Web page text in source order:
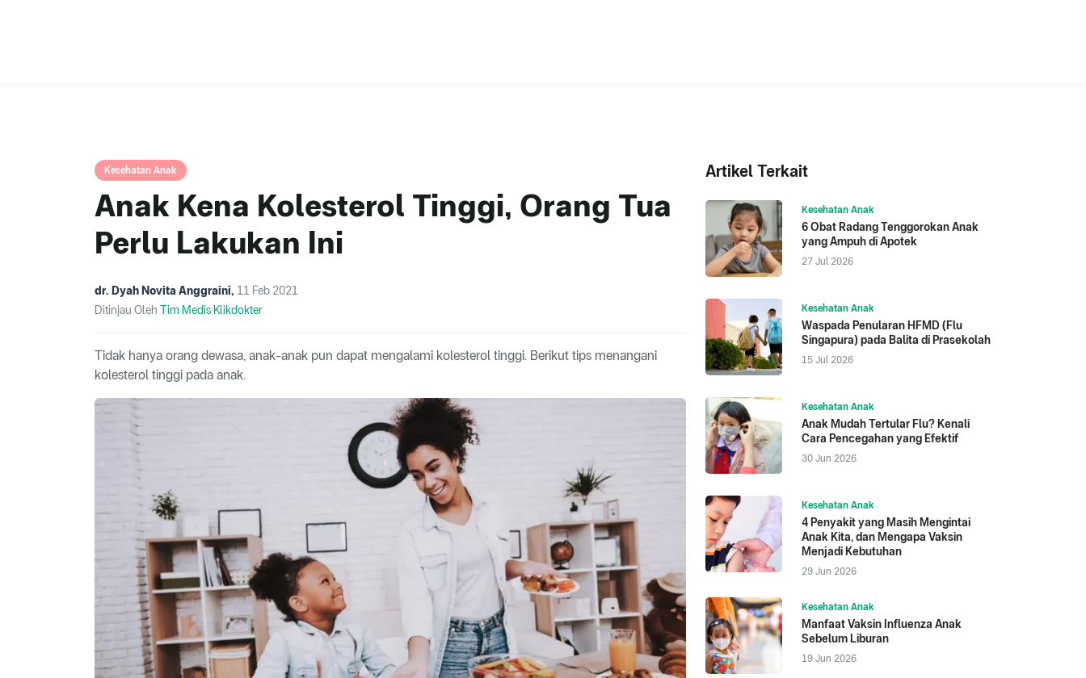
Kesehatan Anak
Anak Kena Kolesterol Tinggi, Orang Tua
Perlu Lakukan Ini
dr. Dyah Novita Anggraini, 11 Feb 2021
Ditinjau Oleh Tim Medis Klikdokter
Tidak hanya orang dewasa, anak-anak pun dapat mengalami kolesterol tinggi. Berikut tips menangani
kolesterol tinggi pada anak.
Artikel Terkait
Kesehatan Anak
6 Obat Radang Tenggorokan Anak
yang Ampuh di Apotek
27 Jul 2026
Kesehatan Anak
Waspada Penularan HFMD (Flu
Singapura) pada Balita di Prasekolah
15 Jul 2026
Kesehatan Anak
Anak Mudah Tertular Flu? Kenali
Cara Pencegahan yang Efektif
30 Jun 2026
Kesehatan Anak
4 Penyakit yang Masih Mengintai
Anak Kita, dan Mengapa Vaksin
Menjadi Kebutuhan
29 Jun 2026
Kesehatan Anak
Manfaat Vaksin Influenza Anak
Sebelum Liburan
19 Jun 2026